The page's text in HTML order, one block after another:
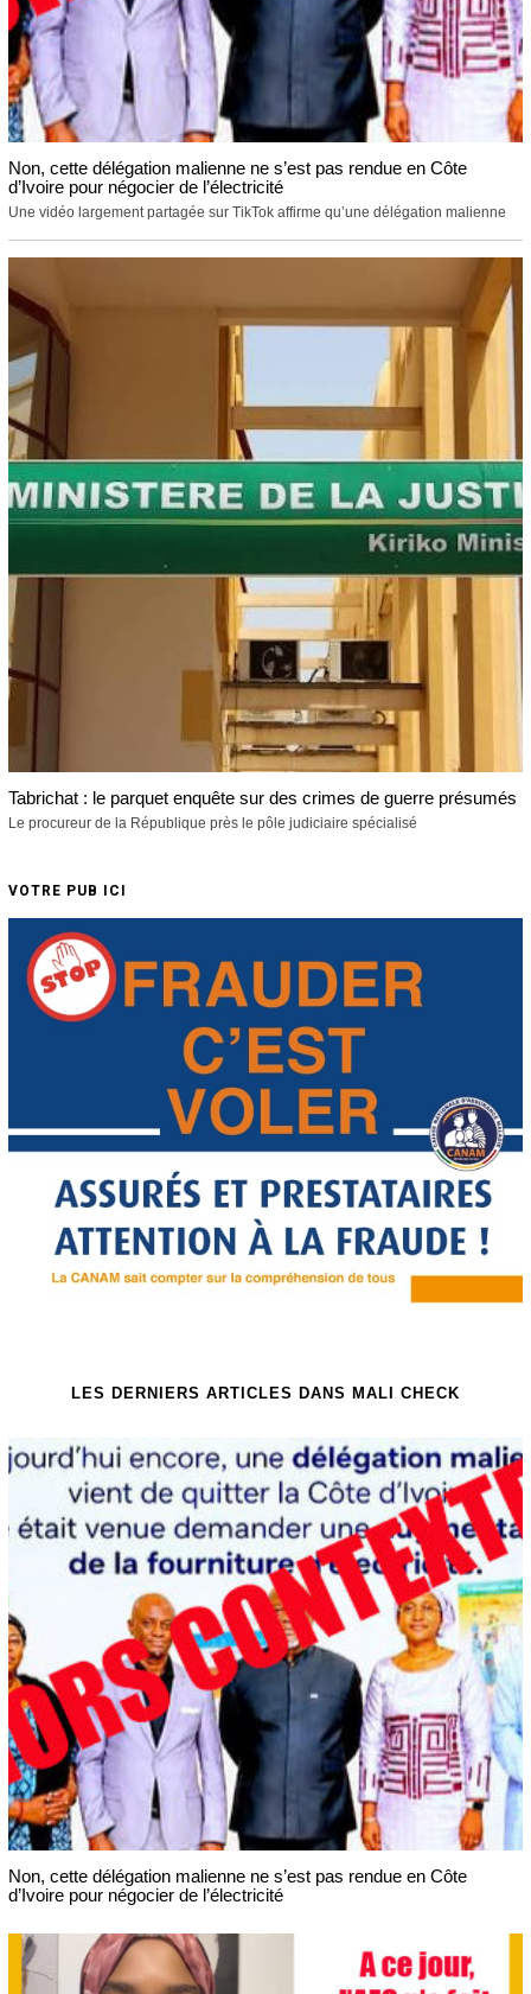
Non, cette délégation malienne ne s’est pas rendue en Côte
d’Ivoire pour négocier de l’électricité
Une vidéo largement partagée sur TikTok affirme qu’une délégation malienne
Tabrichat : le parquet enquête sur des crimes de guerre présumés
Le procureur de la République près le pôle judiciaire spécialisé
VOTRE PUB ICI
LES DERNIERS ARTICLES DANS MALI CHECK
Non, cette délégation malienne ne s’est pas rendue en Côte
d’Ivoire pour négocier de l’électricité